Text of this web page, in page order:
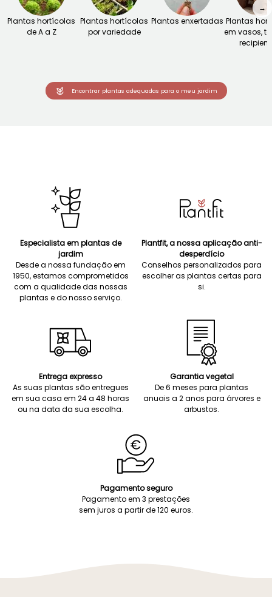
Plantas hortícolas
de A a Z
Plantas hortícolas
por variedade
Plantas enxertadas Plantas
em vasos,
→
Encontrar plantas adequadas para o meu jardim
Especialista em plantas de
jardim
Desde a nossa fundação em
1950, estamos comprometidos
com a qualidade das nossas
plantas e do nosso serviço.
Plantfit, a nossa aplicação anti-
desperdício
Conselhos personalizados para
escolher as plantas certas para
si.
Entrega expresso
As suas plantas são entregues
em sua casa em 24 a 48 horas
ou na data da sua escolha.
Garantia vegetal
De 6 meses para plantas
anuais a 2 anos para árvores e
arbustos.
Pagamento seguro
Pagamento em 3 prestações
sem juros a partir de 120 euros.